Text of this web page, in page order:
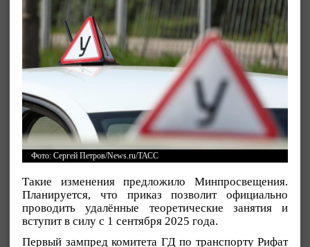
Фото: Сергей Петров/News.ru/ТАСС
Такие изменения предложило Минпросвещения.
Планируется, что приказ позволит официально
проводить удалённые теоретические занятия и
вступит в силу с 1 сентября 2025 года.
Первый зампред комитета ГД по транспорту Рифат